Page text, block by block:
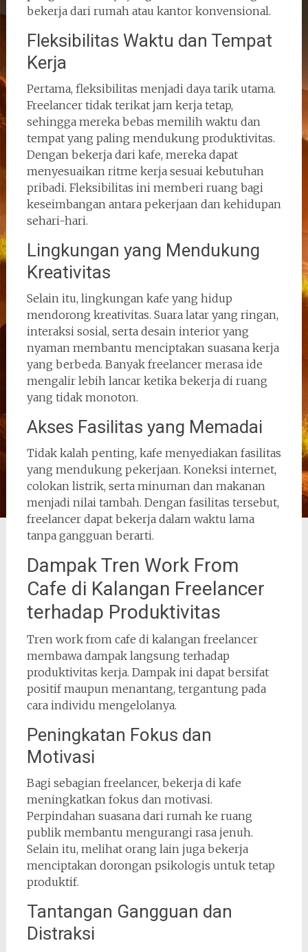
bekerja dari rumah atau kantor konvensional.
Fleksibilitas Waktu dan Tempat
Kerja
Pertama, fleksibilitas menjadi daya tarik utama.
Freelancer tidak terikat jam kerja tetap,
sehingga mereka bebas memilih waktu dan
tempat yang paling mendukung produktivitas.
Dengan bekerja dari kafe, mereka dapat
menyesuaikan ritme kerja sesuai kebutuhan
pribadi. Fleksibilitas ini memberi ruang bagi
keseimbangan antara pekerjaan dan kehidupan
sehari-hari.
Lingkungan yang Mendukung
Kreativitas
Selain itu, lingkungan kafe yang hidup
mendorong kreativitas. Suara latar yang ringan,
interaksi sosial, serta desain interior yang
nyaman membantu menciptakan suasana kerja
yang berbeda. Banyak freelancer merasa ide
mengalir lebih lancar ketika bekerja di ruang
yang tidak monoton.
Akses Fasilitas yang Memadai
Tidak kalah penting, kafe menyediakan fasilitas
yang mendukung pekerjaan. Koneksi internet,
colokan listrik, serta minuman dan makanan
menjadi nilai tambah. Dengan fasilitas tersebut,
freelancer dapat bekerja dalam waktu lama
tanpa gangguan berarti.
Dampak Tren Work From
Cafe di Kalangan Freelancer
terhadap Produktivitas
Tren work from cafe di kalangan freelancer
membawa dampak langsung terhadap
produktivitas kerja. Dampak ini dapat bersifat
positif maupun menantang, tergantung pada
cara individu mengelolanya.
Peningkatan Fokus dan
Motivasi
Bagi sebagian freelancer, bekerja di kafe
meningkatkan fokus dan motivasi.
Perpindahan suasana dari rumah ke ruang
publik membantu mengurangi rasa jenuh.
Selain itu, melihat orang lain juga bekerja
menciptakan dorongan psikologis untuk tetap
produktif.
Tantangan Gangguan dan
Distraksi